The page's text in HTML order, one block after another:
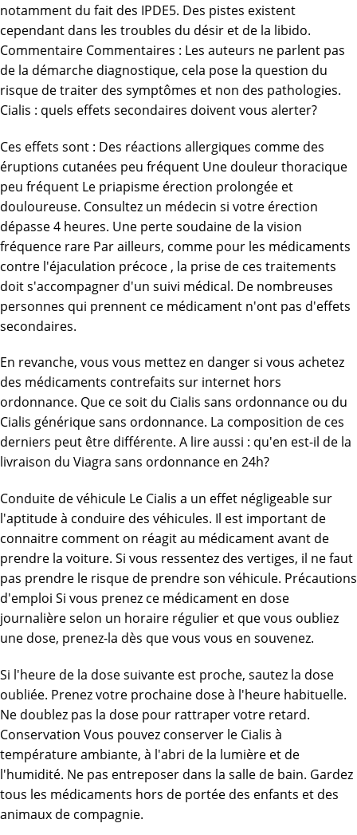
notamment du fait des IPDE5. Des pistes existent
cependant dans les troubles du désir et de la libido.
Commentaire Commentaires : Les auteurs ne parlent pas
de la démarche diagnostique, cela pose la question du
risque de traiter des symptômes et non des pathologies.
Cialis : quels effets secondaires doivent vous alerter?
Ces effets sont : Des réactions allergiques comme des
éruptions cutanées peu fréquent Une douleur thoracique
peu fréquent Le priapisme érection prolongée et
douloureuse. Consultez un médecin si votre érection
dépasse 4 heures. Une perte soudaine de la vision
fréquence rare Par ailleurs, comme pour les médicaments
contre l'éjaculation précoce , la prise de ces traitements
doit s'accompagner d'un suivi médical. De nombreuses
personnes qui prennent ce médicament n'ont pas d'effets
secondaires.
En revanche, vous vous mettez en danger si vous achetez
des médicaments contrefaits sur internet hors
ordonnance. Que ce soit du Cialis sans ordonnance ou du
Cialis générique sans ordonnance. La composition de ces
derniers peut être différente. A lire aussi : qu'en est-il de la
livraison du Viagra sans ordonnance en 24h?
Conduite de véhicule Le Cialis a un effet négligeable sur
l'aptitude à conduire des véhicules. Il est important de
connaitre comment on réagit au médicament avant de
prendre la voiture. Si vous ressentez des vertiges, il ne faut
pas prendre le risque de prendre son véhicule. Précautions
d'emploi Si vous prenez ce médicament en dose
journalière selon un horaire régulier et que vous oubliez
une dose, prenez-la dès que vous vous en souvenez.
Si l'heure de la dose suivante est proche, sautez la dose
oubliée. Prenez votre prochaine dose à l'heure habituelle.
Ne doublez pas la dose pour rattraper votre retard.
Conservation Vous pouvez conserver le Cialis à
température ambiante, à l'abri de la lumière et de
l'humidité. Ne pas entreposer dans la salle de bain. Gardez
tous les médicaments hors de portée des enfants et des
animaux de compagnie.